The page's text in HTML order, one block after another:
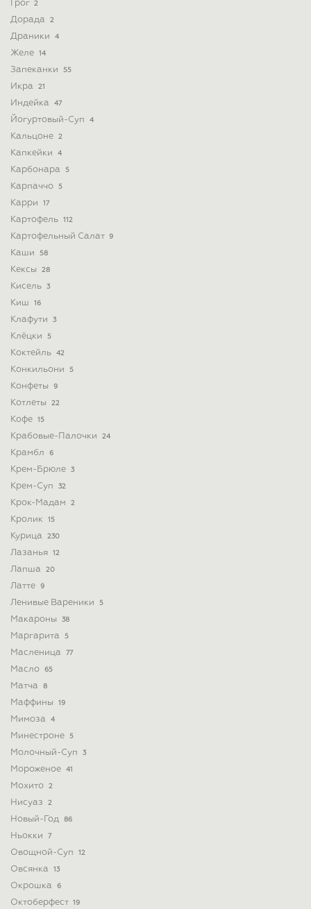
Грог 2
Дорада 2
Драники 4
Желе 14
Запеканки 55
Икра 21
Индейка 47
Йогуртовый-Суп 4
Кальцоне 2
Капкейки 4
Карбонара 5
Карпаччо 5
Карри 17
Картофель 112
Картофельный Салат 9
Каши 58
Кексы 28
Кисель 3
Киш 16
Клафути 3
Клёцки 5
Коктейль 42
Конкильони 5
Конфеты 9
Котлеты 22
Кофе 15
Крабовые-Палочки 24
Крамбл 6
Крем-Брюле 3
Крем-Суп 32
Крок-Мадам 2
Кролик 15
Курица 230
Лазанья 12
Лапша 20
Латте 9
Ленивые Вареники 5
Макароны 38
Маргарита 5
Масленица 77
Масло 65
Матча 8
Маффины 19
Мимоза 4
Минестроне 5
Молочный-Суп 3
Мороженое 41
Мохито 2
Нисуаз 2
Новый-Год 86
Ньокки 7
Овощной-Суп 12
Овсянка 13
Окрошка 6
Октоберфест 19